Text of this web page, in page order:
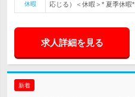
休暇
応じる）＜休暇＞* 夏季休暇
求人詳細を見る
新着